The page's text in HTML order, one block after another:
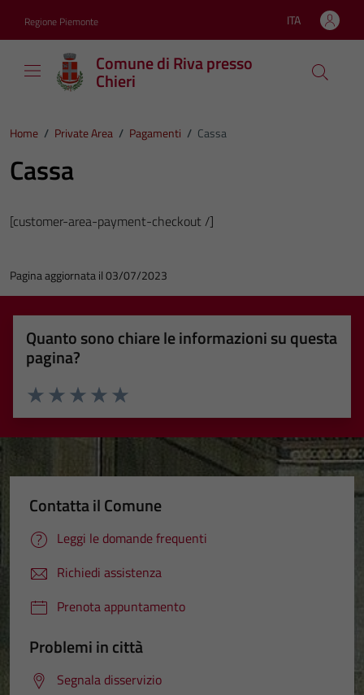
Regione Piemonte Lingua attiva:
ITA
Comune di Riva presso
Chieri
Home / Private Area / Pagamenti / Cassa
Cassa
[customer-area-payment-checkout /]
Pagina aggiornata il 03/07/2023
Quanto sono chiare le informazioni su questa
pagina?
Valuta 5 stelle su 5
Valuta 4 stelle su 5
Valuta 3 stelle su 5
Valuta 2 stelle su 5
Valuta 1 stelle su 5
Contatta il Comune
Leggi le domande frequenti
Richiedi assistenza
Prenota appuntamento
Problemi in città
Segnala disservizio